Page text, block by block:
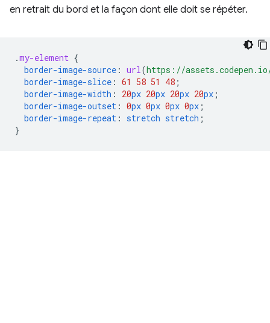
en retrait du bord et la façon dont elle doit se répéter.
.my-element {
border-image-source : url(https://
border-image-slice : 61 58 51 48 ;
border-image-width : 20px 20px 20px 20px ;
border-image-outset : 0px 0px 0px 0px ;
border-image-repeat : stretch stretch ;
}